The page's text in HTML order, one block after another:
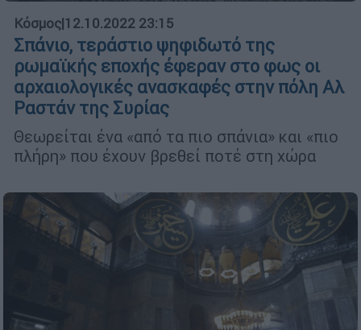
Κόσμος|12.10.2022 23:15
Σπάνιο, τεράστιο ψηφιδωτό της
ρωμαϊκής εποχής έφεραν στο φως οι
αρχαιολογικές ανασκαφές στην πόλη Αλ
Ραστάν της Συρίας
Θεωρείται ένα «από τα πιο σπάνια» και «πιο
πλήρη» που έχουν βρεθεί ποτέ στη χώρα